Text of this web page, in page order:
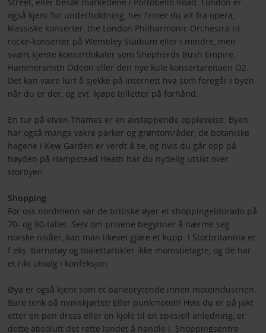
Street, eller besøk markedene i Portobello Road. London er
også kjent for underholdning, her finner du alt fra opera,
klassiske konserter, the London Philharmonic Orchestra til
rocke-konserter på Wembley Stadium eller i mindre, men
svært kjente konsertlokaler som Shepherds Bush Empire,
Hammersmith Odeon eller den nye kule konsertarenaen O2.
Det kan være lurt å sjekke på Internett hva som foregår i byen
når du er der, og evt. kjøpe billetter på forhånd.
En tur på elven Thames er en avslappende opplevelse. Byen
har også mange vakre parker og grøntområder, de botaniske
hagene i Kew Garden er verdt å se, og hvis du går opp på
høyden på Hampstead Heath har du nydelig utsikt over
storbyen.
Shopping
For oss nordmenn var de britiske øyer et shoppingeldorado på
70- og 80-tallet. Selv om prisene begynner å nærme seg
norske nivåer, kan man likevel gjøre et kupp. I Storbritannia er
f.eks. barnetøy og toalettartikler ikke momsbelagte, og de har
et rikt utvalg i konfeksjon.
Øya er også kjent som et banebrytende innen moteindustrien.
Bare tenk på miniskjørtet! Eller punkmoten! Hvis du er på jakt
etter en pen dress eller en kjole til en spesiell anledning, er
dette absolutt det rette landet å handle i. Shoppingsentre